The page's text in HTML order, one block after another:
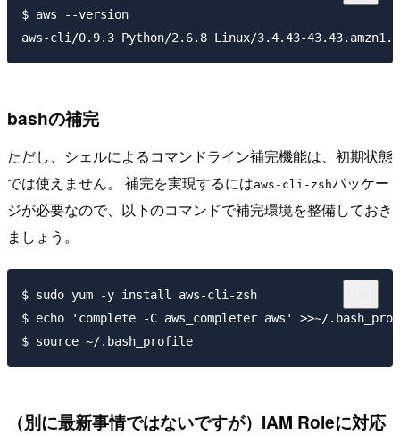
$ aws --version
bashの補完
ただし、シェルによるコマンドライン補完機能は、初期状態
では使えません。 補完を実現するにはaws-cli-zshパッケー
ジが必要なので、以下のコマンドで補完環境を整備しておき
ましょう。
$ sudo yum -y install aws-cli-zsh
$ echo 'complete -C aws_completer aws' >>~/
（別に最新事情ではないですが）IAM Roleに対応